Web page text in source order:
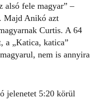
alsó fele magyar” –
Majd Anikó azt
Curtis. A 64
a „Katica, katica”
nem is annyira
jelenetet 5:20 körül